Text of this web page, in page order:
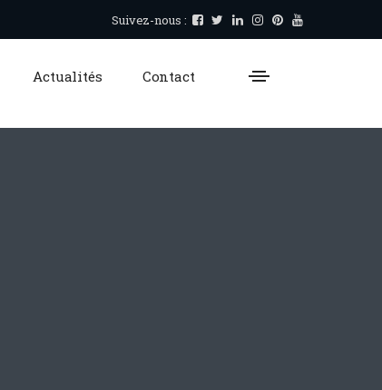
Suivez-nous :
Actualités Contact